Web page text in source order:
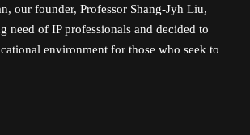
our founder, Professor Shang-Jyh Liu,
need of IP professionals and decided to
environment for those who seek to